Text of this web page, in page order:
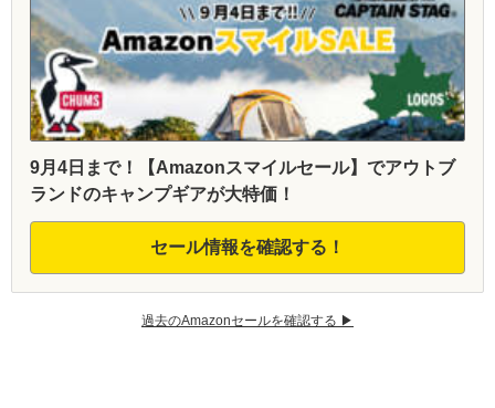
9月4日まで！【Amazonスマイルセール】でアウトブ
ランドのキャンプギアが大特価！
セール情報を確認する！
過去のAmazonセールを確認する ▶︎